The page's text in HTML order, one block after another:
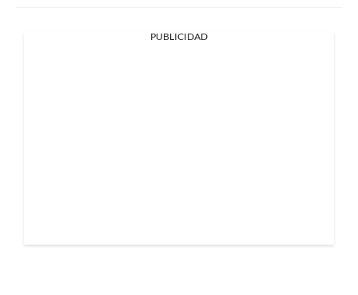
PUBLICIDAD